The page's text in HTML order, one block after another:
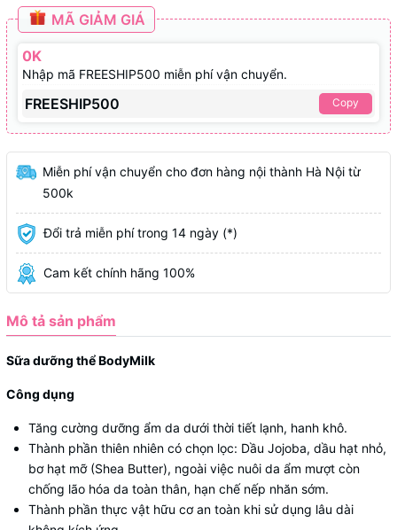
MÃ GIẢM GIÁ
0K
Nhập mã FREESHIP500 miễn phí vận chuyển.
FREESHIP500 Copy
Miễn phí vận chuyển cho đơn hàng nội thành Hà Nội từ
500k
Đổi trả miễn phí trong 14 ngày (*)
Cam kết chính hãng 100%
Mô tả sản phẩm
Sữa dưỡng thể BodyMilk
Công dụng
Tăng cường dưỡng ẩm da dưới thời tiết lạnh, hanh khô.
Thành phần thiên nhiên có chọn lọc: Dầu Jojoba, dầu hạt nhỏ,
bơ hạt mỡ (Shea Butter), ngoài việc nuôi da ẩm mượt còn
chống lão hóa da toàn thân, hạn chế nếp nhăn sớm.
Thành phần thực vật hữu cơ an toàn khi sử dụng lâu dài